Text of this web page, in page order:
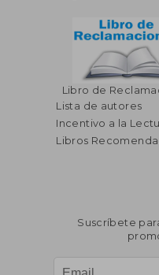
Libro de
Lista de autores
Incentivo a la
Libros
Suscríbete